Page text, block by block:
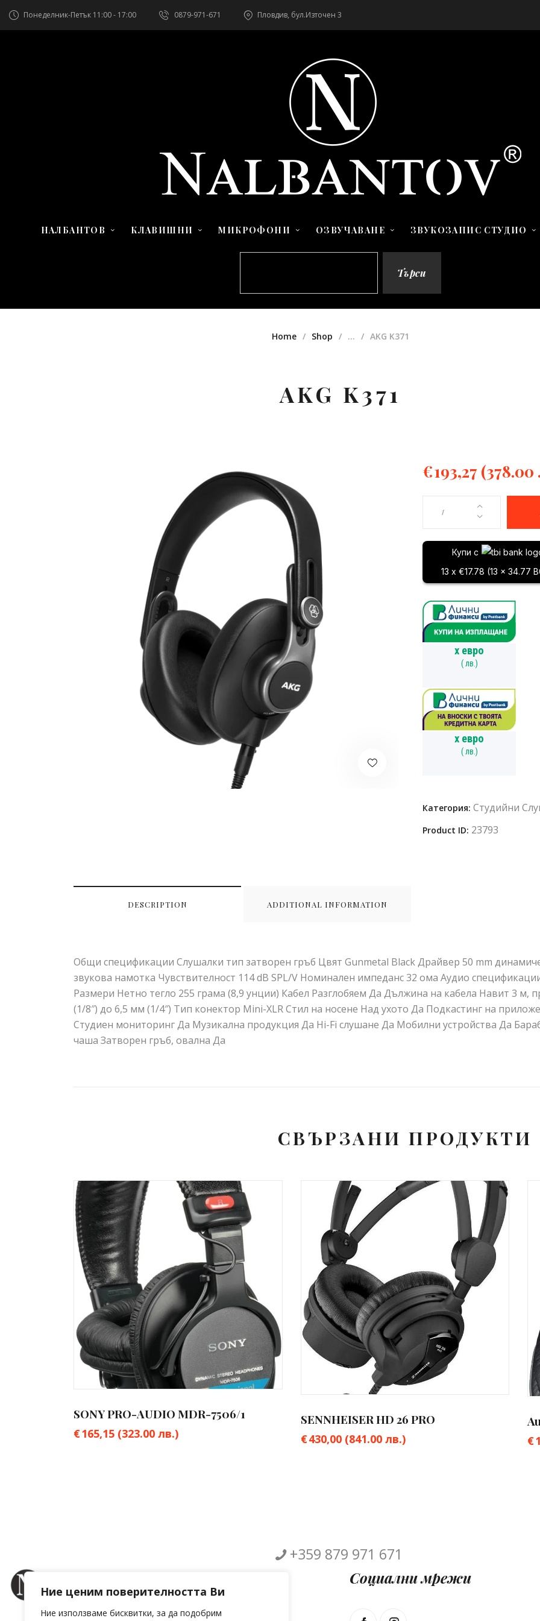
Ние ценим поверителността Ви
Ние използваме бисквитки, за да подобрим
Понеделник-Петък 11:00 - 17:00 0879-971-671 Пловдив, бул.Източен 3
НАЛБАНТОВ КЛАВИШНИ МИКРОФОНИ ОЗВУЧАВАНЕ ЗВУКОЗАПИС СТУДИО
Търси
AKG K371
Home Shop ... AKG K371
€193,27 (378.00
Купи с
13 x €17.78 (13 x 34.77
x евро
(лв.)
x евро
(лв.)
Категория: Студийни
Product ID: 23793
DESCRIPTION ADDITIONAL INFORMATION
Общи спецификации Слушалки тип затворен гръб Цвят Gunmetal Black Драйвер 50 mm
звукова намотка Чувствителност 114 dB SPL/V Номинален импеданс 32 ома Аудио
Размери Нетно тегло 255 грама (8,9 унции) Кабел Разглобяем Да Дължина на кабела Навит 3 м,
(1/8″) до 6,5 мм (1/4″) Тип конектор Mini-XLR Стил на носене Над ухото Да Подкастинг на
Студиен мониторинг Да Музикална продукция Да Hi-Fi слушане Да Мобилни устройства Да
чаша Затворен гръб, овална Да
СВЪРЗАНИ ПРОДУКТИ
SONY PRO-AUDIO MDR-7506/1
€165,15 (323.00 лв.)
SENNHEISER HD 26 PRO
€430,00 (841.00 лв.) €
+359 879 971 671
Социални мрежи